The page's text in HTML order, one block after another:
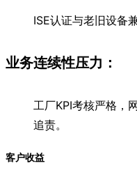
ISE认证与老旧设备
业务连续性压力：
工厂KPI考核严格，
追责。
客户收益